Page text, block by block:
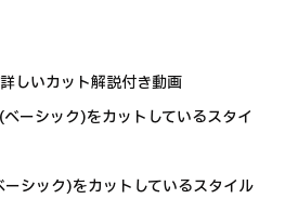
しいカット解説付き動画
ーシック)をカットしているスタイ
シック)をカットしているスタイル